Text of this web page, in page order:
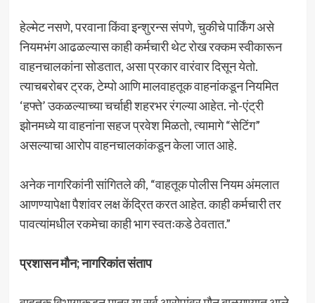
हेल्मेट नसणे, परवाना किंवा इन्शुरन्स संपणे, चुकीचे पार्किंग असे
नियमभंग आढळल्यास काही कर्मचारी थेट रोख रक्कम स्वीकारून
वाहनचालकांना सोडतात, असा प्रकार वारंवार दिसून येतो.
त्याचबरोबर ट्रक, टेम्पो आणि मालवाहतूक वाहनांकडून नियमित
‘हफ्ते’ उकळल्याच्या चर्चाही शहरभर रंगल्या आहेत. नो-एंट्री
झोनमध्ये या वाहनांना सहज प्रवेश मिळतो, त्यामागे “सेटिंग”
असल्याचा आरोप वाहनचालकांकडून केला जात आहे.
अनेक नागरिकांनी सांगितले की, “वाहतूक पोलीस नियम अंमलात
आणण्यापेक्षा पैशांवर लक्ष केंद्रित करत आहेत. काही कर्मचारी तर
पावत्यांमधील रकमेचा काही भाग स्वतःकडे ठेवतात.”
प्रशासन मौन; नागरिकांत संताप